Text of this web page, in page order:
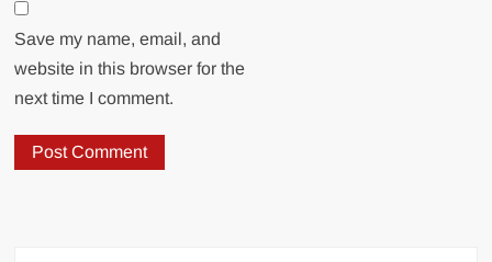
Save my name, email, and
website in this browser for the
next time I comment.